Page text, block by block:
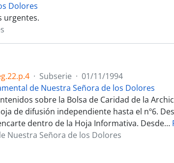
Dolores
urgentes.
· Subserie · 01/11/1994
de Nuestra Señora de los Dolores
sobre la Bolsa de Caridad de la
de difusión independiente hasta el nº6.
dentro de la Hoja Informativa. Desde…
Nuestra Señora de los Dolores